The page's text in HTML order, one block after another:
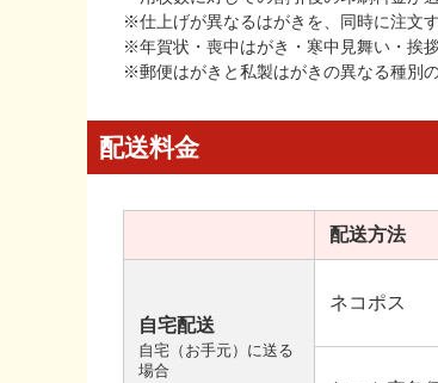
※仕上げが異なるはがきを、同時に注文
※年賀状・喪中はがき・寒中見舞い・挨
※郵便はがきと私製はがきの異なる種別
配送料金
配送方法
自宅配送
自宅（お手元）に送る
場合
ネコポス